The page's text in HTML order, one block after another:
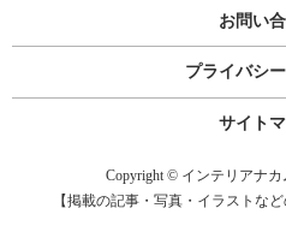
お問い
プライバシ
サイト
Copyright © インテリアナカ
【掲載の記事・写真・イラストな